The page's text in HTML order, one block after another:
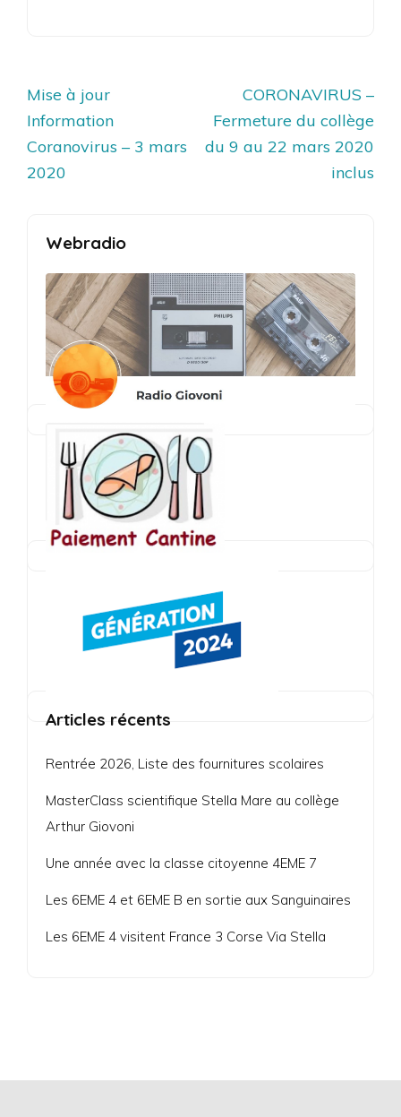
Navigation
de
l’article
Mise à jour
Information
Coranovirus – 3 mars
2020
CORONAVIRUS –
Fermeture du collège
du 9 au 22 mars 2020
inclus
Webradio
Articles récents
Rentrée 2026, Liste des fournitures scolaires
MasterClass scientifique Stella Mare au collège
Arthur Giovoni
Une année avec la classe citoyenne 4EME 7
Les 6EME 4 et 6EME B en sortie aux Sanguinaires
Les 6EME 4 visitent France 3 Corse Via Stella